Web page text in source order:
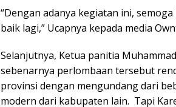
“Dengan adanya kegiatan ini,
baik lagi,” Ucapnya kepada media
Selanjutnya, Ketua panitia
sebenarnya perlombaan tersebut
provinsi dengan mengundang dari
modern dari kabupaten lain. Tapi